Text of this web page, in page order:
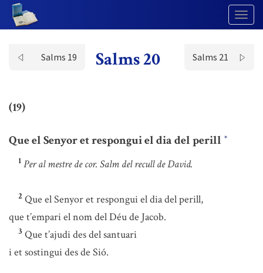
Salms 19 Salms 20 Salms 21
(19)
Que el Senyor et respongui el dia del perill *
1 Per al mestre de cor. Salm del recull de David.
2 Que el Senyor et respongui el dia del perill,
que t’empari el nom del Déu de Jacob.
3 Que t’ajudi des del santuari
i et sostingui des de Sió.